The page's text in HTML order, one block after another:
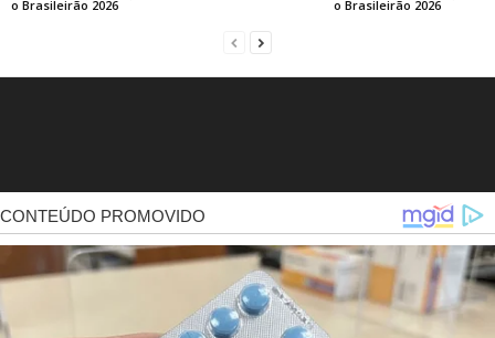
o Brasileirão 2026
o Brasileirão 2026